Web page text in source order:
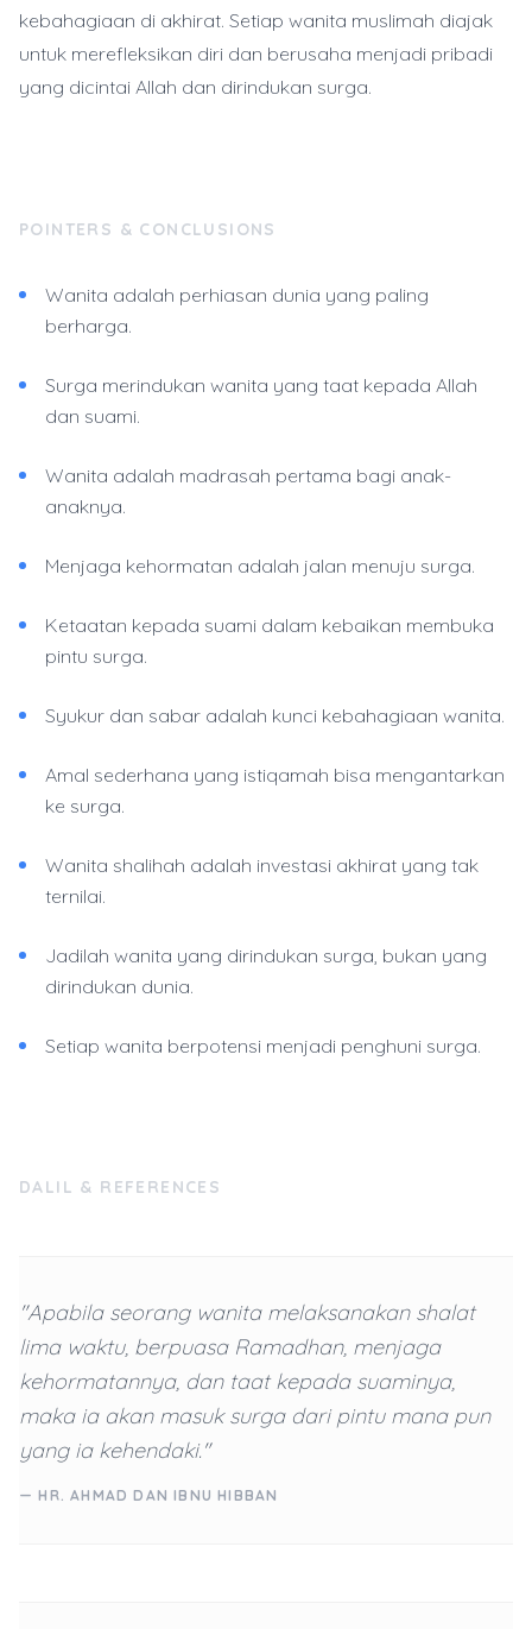
kebahagiaan di akhirat. Setiap wanita muslimah diajak
untuk merefleksikan diri dan berusaha menjadi pribadi
yang dicintai Allah dan dirindukan surga.
POINTERS & CONCLUSIONS
Wanita adalah perhiasan dunia yang paling
berharga.
Surga merindukan wanita yang taat kepada Allah
dan suami.
Wanita adalah madrasah pertama bagi anak-
anaknya.
Menjaga kehormatan adalah jalan menuju surga.
Ketaatan kepada suami dalam kebaikan membuka
pintu surga.
Syukur dan sabar adalah kunci kebahagiaan wanita.
Amal sederhana yang istiqamah bisa mengantarkan
ke surga.
Wanita shalihah adalah investasi akhirat yang tak
ternilai.
Jadilah wanita yang dirindukan surga, bukan yang
dirindukan dunia.
Setiap wanita berpotensi menjadi penghuni surga.
DALIL & REFERENCES
"Apabila seorang wanita melaksanakan shalat
lima waktu, berpuasa Ramadhan, menjaga
kehormatannya, dan taat kepada suaminya,
maka ia akan masuk surga dari pintu mana pun
yang ia kehendaki."
— HR. AHMAD DAN IBNU HIBBAN